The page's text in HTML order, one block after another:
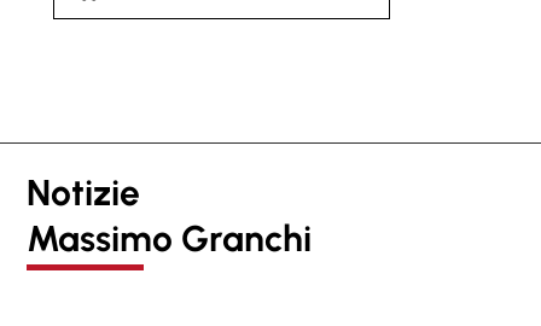
Notizie
Massimo Granchi